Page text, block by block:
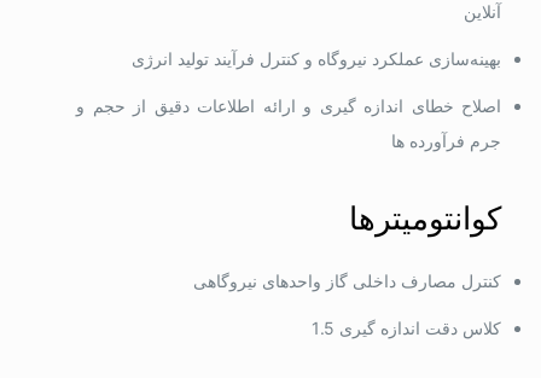
آنلاین
بهینه‌سازی عملکرد نیروگاه و کنترل فرآیند تولید انرژی
اصلاح خطای اندازه گیری و ارائه اطلاعات دقیق از حجم و
جرم فرآورده ها
کوانتومیترها
کنترل مصارف داخلی گاز واحدهای نیروگاهی
کلاس دقت اندازه گیری 1.5